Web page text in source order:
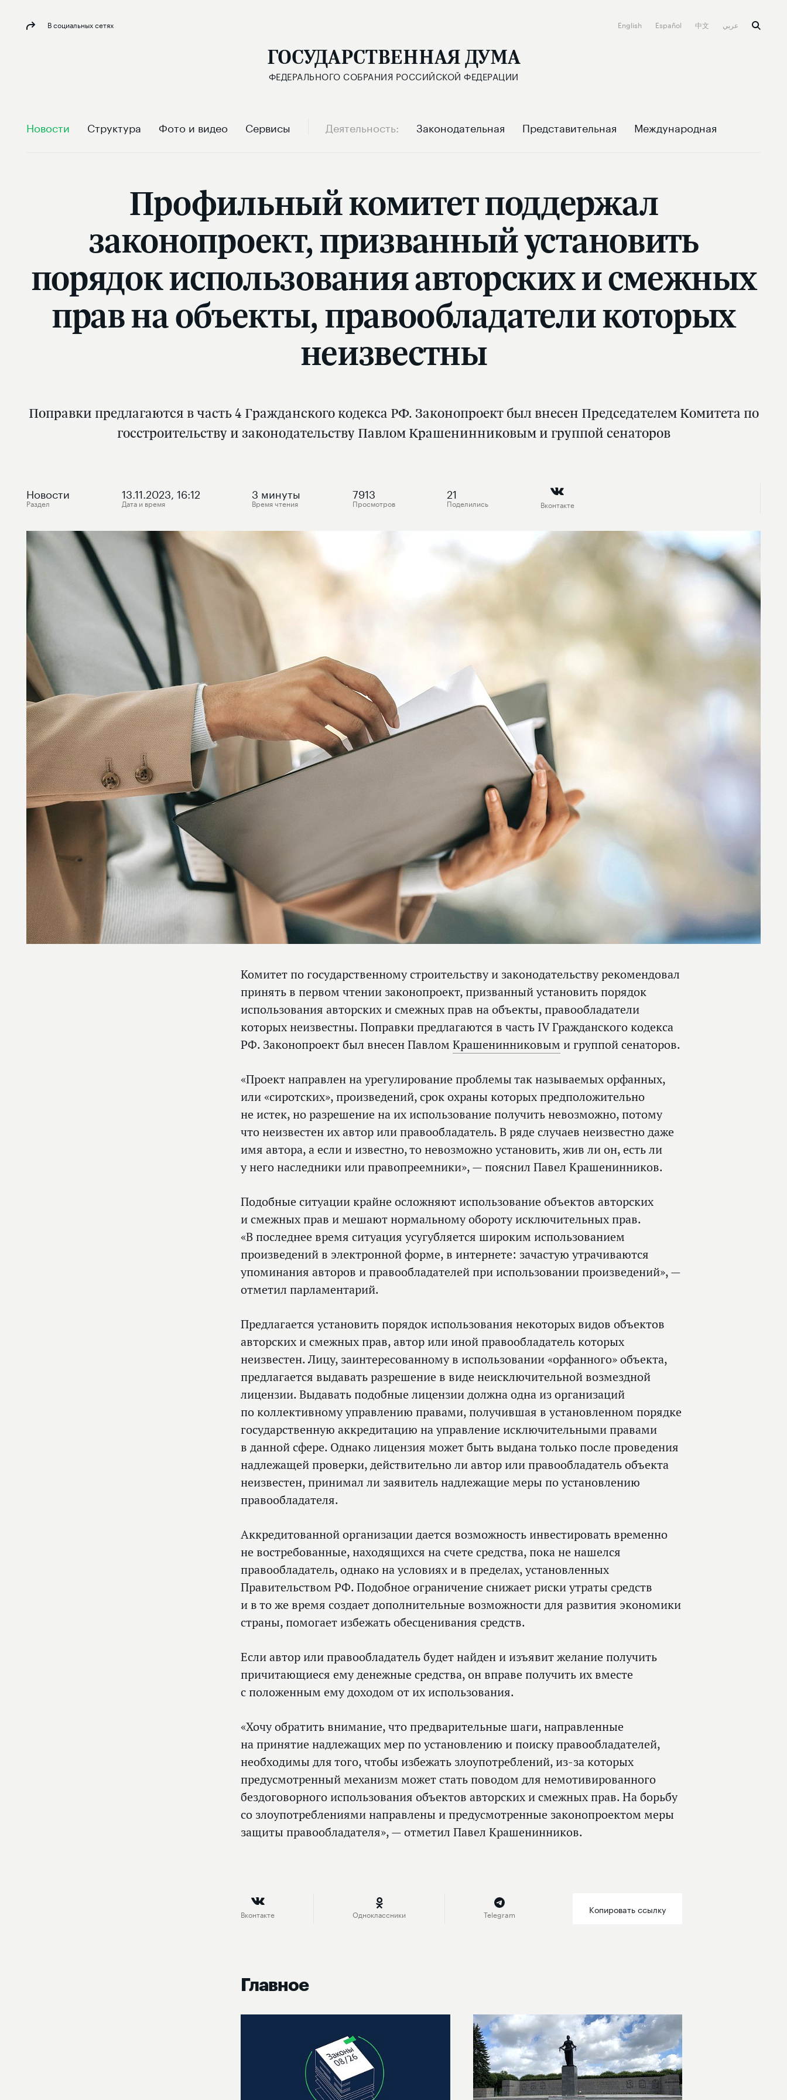
В социальных сетях English Español 中文
ГОСУДАРСТВЕННАЯ ДУМА
ФЕДЕРАЛЬНОГО СОБРАНИЯ РОССИЙСКОЙ ФЕДЕРАЦИИ
Новости Структура Фото и видео Сервисы Деятельность Законодательная Представительная Международная
Профильный комитет поддержал
законопроект, призванный установить
порядок использования авторских и смежных
прав на объекты, правообладатели которых
неизвестны
Поправки предлагаются в часть 4 Гражданского кодекса РФ. Законопроект был внесен Председателем Комитета по
госстроительству и законодательству Павлом Крашенинниковым и группой сенаторов
Новости
Раздел
13.11.2023, 16:12
Дата и время
3 минуты
Время чтения
7913
Просмотров
21
Поделились Вконтакте
Комитет по государственному строительству и законодательству рекомендовал
принять в первом чтении законопроект, призванный установить порядок
использования авторских и смежных прав на объекты, правообладатели
которых неизвестны. Поправки предлагаются в часть IV Гражданского кодекса
РФ. Законопроект был внесен Павлом Крашенинниковым и группой сенаторов.
«Проект направлен на урегулирование проблемы так называемых орфанных,
или «сиротских», произведений, срок охраны которых предположительно
не истек, но разрешение на их использование получить невозможно, потому
что неизвестен их автор или правообладатель. В ряде случаев неизвестно даже
имя автора, а если и известно, то невозможно установить, жив ли он, есть ли
у него наследники или правопреемники», — пояснил Павел Крашенинников.
Подобные ситуации крайне осложняют использование объектов авторских
и смежных прав и мешают нормальному обороту исключительных прав.
«В последнее время ситуация усугубляется широким использованием
произведений в электронной форме, в интернете: зачастую утрачиваются
упоминания авторов и правообладателей при использовании произведений», —
отметил парламентарий.
Предлагается установить порядок использования некоторых видов объектов
авторских и смежных прав, автор или иной правообладатель которых
неизвестен. Лицу, заинтересованному в использовании «орфанного» объекта,
предлагается выдавать разрешение в виде неисключительной возмездной
лицензии. Выдавать подобные лицензии должна одна из организаций
по коллективному управлению правами, получившая в установленном порядке
государственную аккредитацию на управление исключительными правами
в данной сфере. Однако лицензия может быть выдана только после проведения
надлежащей проверки, действительно ли автор или правообладатель объекта
неизвестен, принимал ли заявитель надлежащие меры по установлению
правообладателя.
Аккредитованной организации дается возможность инвестировать временно
не востребованные, находящихся на счете средства, пока не нашелся
правообладатель, однако на условиях и в пределах, установленных
Правительством РФ. Подобное ограничение снижает риски утраты средств
и в то же время создает дополнительные возможности для развития экономики
страны, помогает избежать обесценивания средств.
Если автор или правообладатель будет найден и изъявит желание получить
причитающиеся ему денежные средства, он вправе получить их вместе
с положенным ему доходом от их использования.
«Хочу обратить внимание, что предварительные шаги, направленные
на принятие надлежащих мер по установлению и поиску правообладателей,
необходимы для того, чтобы избежать злоупотреблений, из‑за которых
предусмотренный механизм может стать поводом для немотивированного
бездоговорного использования объектов авторских и смежных прав. На борьбу
со злоупотреблениями направлены и предусмотренные законопроектом меры
защиты правообладателя», — отметил Павел Крашенинников.
Вконтакте Одноклассники Telegram Копировать ссылку
Главное